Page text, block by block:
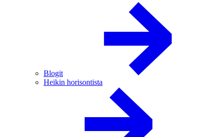
Blogit
Heikin horisontista